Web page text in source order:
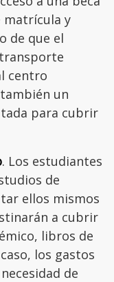
matrícula y
de que el
centro
un
para cubrir
. Los estudiantes
de
ellos mismos
a cubrir
libros de
los gastos
de